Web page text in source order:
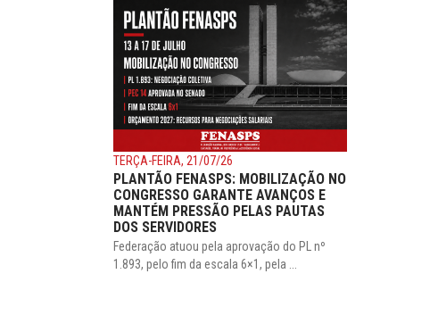
TERÇA-FEIRA, 21/07/26
PLANTÃO FENASPS: MOBILIZAÇÃO NO
CONGRESSO GARANTE AVANÇOS E
MANTÉM PRESSÃO PELAS PAUTAS
DOS SERVIDORES
Federação atuou pela aprovação do PL nº
1.893, pelo fim da escala 6×1, pela ...